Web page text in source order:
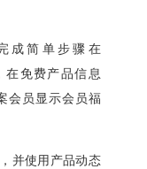
成简单步骤在
在免费产品信息
会员显示会员福
并使用产品动态